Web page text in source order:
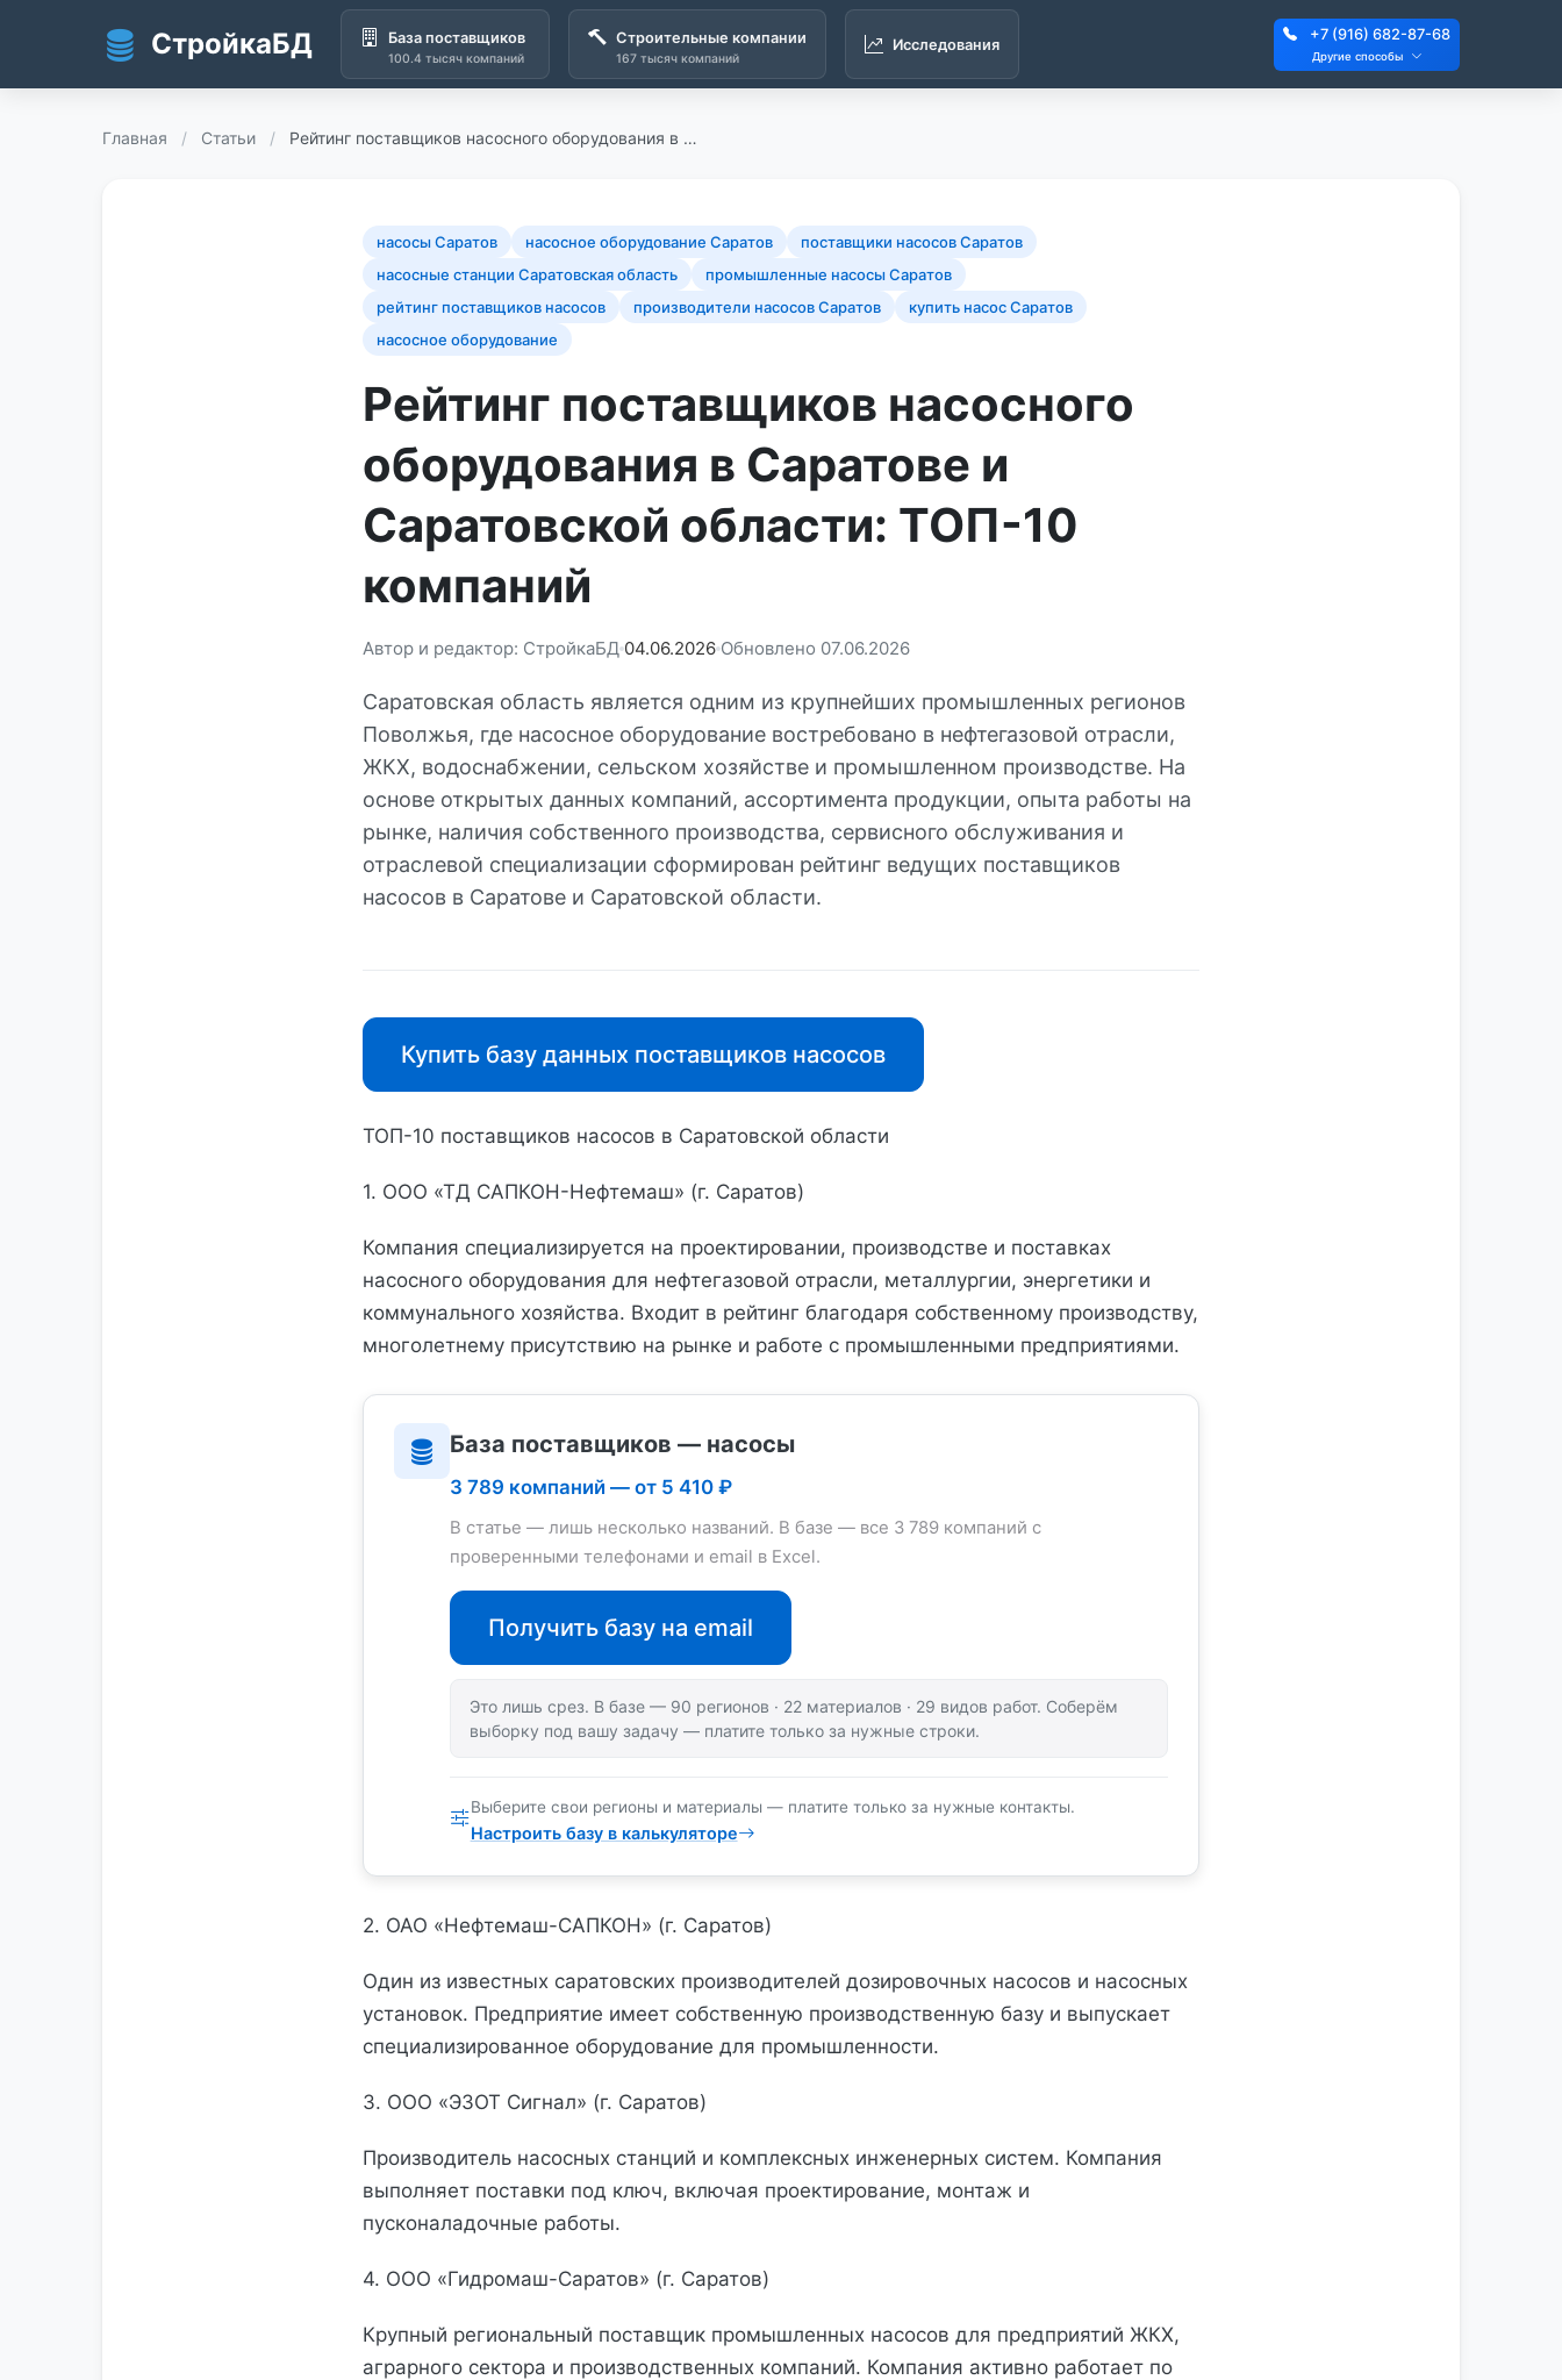
СтройкаБД База поставщиков
100.4 тысяч компаний
Строительные компании
167 тысяч компаний
Исследования
+7 (916) 682-87-68
Другие способы
Главная / Статьи / Рейтинг поставщиков насосного оборудования в …
насосы Саратов насосное оборудование Саратов
поставщики насосов Саратов
насосные станции Саратовская область
промышленные насосы Саратов
рейтинг поставщиков насосов
производители насосов Саратов
купить насос Саратов
насосное оборудование
Рейтинг поставщиков насосного
оборудования в Саратове и
Саратовской области: ТОП-10
компаний
Автор и редактор: СтройкаБД 04.06.2026 Обновлено 07.06.2026
Саратовская область является одним из крупнейших промышленных регионов
Поволжья, где насосное оборудование востребовано в нефтегазовой отрасли,
ЖКХ, водоснабжении, сельском хозяйстве и промышленном производстве. На
основе открытых данных компаний, ассортимента продукции, опыта работы на
рынке, наличия собственного производства, сервисного обслуживания и
отраслевой специализации сформирован рейтинг ведущих поставщиков
насосов в Саратове и Саратовской области.
Купить базу данных поставщиков насосов
ТОП-10 поставщиков насосов в Саратовской области
1. ООО «ТД САПКОН-Нефтемаш» (г. Саратов)
Компания специализируется на проектировании, производстве и поставках
насосного оборудования для нефтегазовой отрасли, металлургии, энергетики и
коммунального хозяйства. Входит в рейтинг благодаря собственному производству,
многолетнему присутствию на рынке и работе с промышленными предприятиями.
База поставщиков — насосы
3 789 компаний — от 5 410 ₽
В статье — лишь несколько названий. В базе — все 3 789 компаний с
проверенными телефонами и email в Excel.
Получить базу на email
Это лишь срез. В базе — 90 регионов · 22 материалов · 29 видов работ. Соберём
выборку под вашу задачу — платите только за нужные строки.
Выберите свои регионы и материалы — платите только за нужные контакты.
Настроить базу в калькуляторе
2. ОАО «Нефтемаш-САПКОН» (г. Саратов)
Один из известных саратовских производителей дозировочных насосов и насосных
установок. Предприятие имеет собственную производственную базу и выпускает
специализированное оборудование для промышленности.
3. ООО «ЭЗОТ Сигнал» (г. Саратов)
Производитель насосных станций и комплексных инженерных систем. Компания
выполняет поставки под ключ, включая проектирование, монтаж и
пусконаладочные работы.
4. ООО «Гидромаш-Саратов» (г. Саратов)
Крупный региональный поставщик промышленных насосов для предприятий ЖКХ,
аграрного сектора и производственных компаний. Компания активно работает по